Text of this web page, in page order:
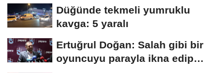
Düğünde tekmeli yumruklu
kavga: 5 yaralı
Ertuğrul Doğan: Salah gibi bir
oyuncuyu parayla ikna edip